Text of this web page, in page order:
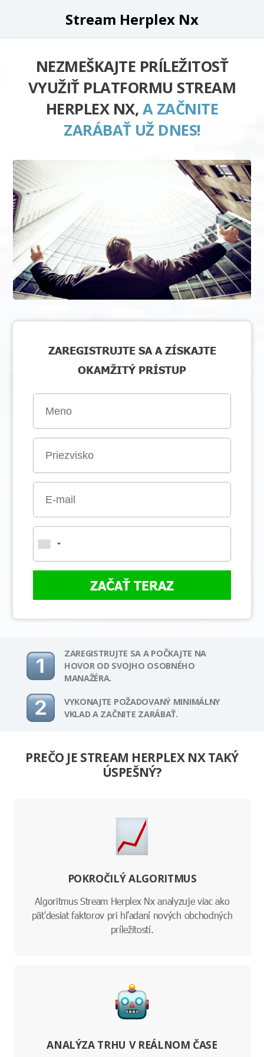
Stream Herplex Nx
NEZMEŠKAJTE PRÍLEŽITOSŤ
VYUŽIŤ PLATFORMU STREAM
HERPLEX NX, A ZAČNITE
ZARÁBAŤ UŽ DNES!
ZAREGISTRUJTE SA A ZÍSKAJTE
OKAMŽITÝ PRÍSTUP
ZAČAŤ TERAZ
ZAREGISTRUJTE SA A POČKAJTE NA
HOVOR OD SVOJHO OSOBNÉHO
MANAŽÉRA.
VYKONAJTE POŽADOVANÝ MINIMÁLNY
VKLAD A ZAČNITE ZARÁBAŤ.
PREČO JE STREAM HERPLEX NX TAKÝ
ÚSPEŠNÝ?
POKROČILÝ ALGORITMUS
Algoritmus Stream Herplex Nx analyzuje viac ako
päťdesiat faktorov pri hľadaní nových obchodných
príležitostí.
ANALÝZA TRHU V REÁLNOM ČASE